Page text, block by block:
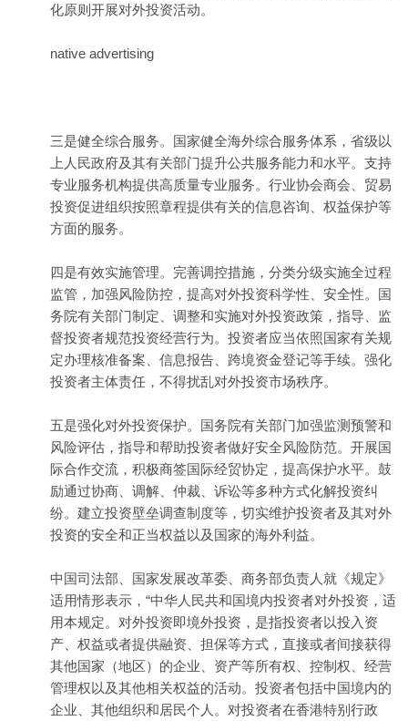
化原则开展对外投资活动。
native advertising
三是健全综合服务。国家健全海外综合服务体系，省级以
上人民政府及其有关部门提升公共服务能力和水平。支持
专业服务机构提供高质量专业服务。行业协会商会、贸易
投资促进组织按照章程提供有关的信息咨询、权益保护等
方面的服务。
四是有效实施管理。完善调控措施，分类分级实施全过程
监管，加强风险防控，提高对外投资科学性、安全性。国
务院有关部门制定、调整和实施对外投资政策，指导、监
督投资者规范投资经营行为。投资者应当依照国家有关规
定办理核准备案、信息报告、跨境资金登记等手续。强化
投资者主体责任，不得扰乱对外投资市场秩序。
五是强化对外投资保护。国务院有关部门加强监测预警和
风险评估，指导和帮助投资者做好安全风险防范。开展国
际合作交流，积极商签国际经贸协定，提高保护水平。鼓
励通过协商、调解、仲裁、诉讼等多种方式化解投资纠
纷。建立投资壁垒调查制度等，切实维护投资者及其对外
投资的安全和正当权益以及国家的海外利益。
中国司法部、国家发展改革委、商务部负责人就《规定》
适用情形表示，“中华人民共和国境内投资者对外投资，适
用本规定。对外投资即境外投资，是指投资者以投入资
产、权益或者提供融资、担保等方式，直接或者间接获得
其他国家（地区）的企业、资产等所有权、控制权、经营
管理权以及其他相关权益的活动。投资者包括中国境内的
企业、其他组织和居民个人。对投资者在香港特别行政